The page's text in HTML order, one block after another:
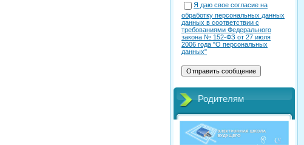
Я даю свое согласие на
обработку персональных данных
данных в соответствии с
требованиями Федерального
закона № 152-ФЗ от 27 июля
2006 года "О персональных
данных"
Родителям